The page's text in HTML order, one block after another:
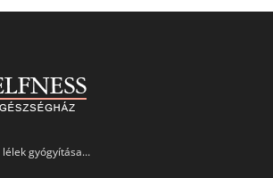
lélek gyógyítása…